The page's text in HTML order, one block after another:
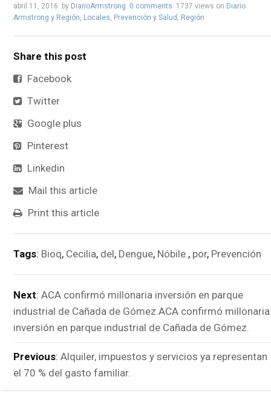
abril 11, 2016 by DiarioArmstrong 0 comments 1737 views on Diario
Armstrong y Región, Locales, Prevención y Salud , Región
Share this post
Facebook
Twitter
Google plus
Pinterest
Linkedin
Mail this article
Print this article
Tags: Bioq, Cecilia, del, Dengue, Nóbile., por, Prevención
Next: ACA confirmó millonaria inversión en parque
industrial de Cañada de Gómez.ACA confirmó millonaria
inversión en parque industrial de Cañada de Gómez.
Previous: Alquiler, impuestos y servicios ya representan
el 70 % del gasto familiar.